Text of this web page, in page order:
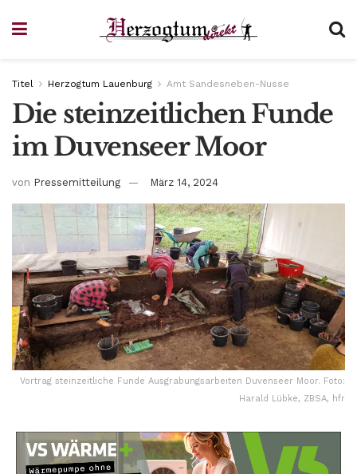
Titel Herzogtum Lauenburg Amt Sandesneben-Nusse
Die steinzeitlichen Funde
im Duvenseer Moor
von Pressemitteilung März 14, 2024
Vortrag steinzeitliche Funde Ausgrabungsarbeiten Duvenseer Moor. Foto:
Harald Lübke, ZBSA, hfr